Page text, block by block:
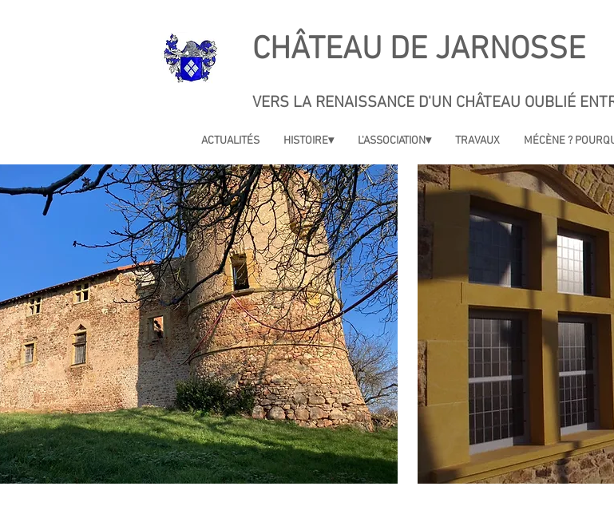
CHÂTEAU DE JARNOSSE
VERS LA RENAISSANCE D'UN CHÂTEAU OUBLIÉ
ACTUALITÉS HISTOIRE▾ L'ASSOCIATION▾ TRAVAUX MÉCÈNE ?